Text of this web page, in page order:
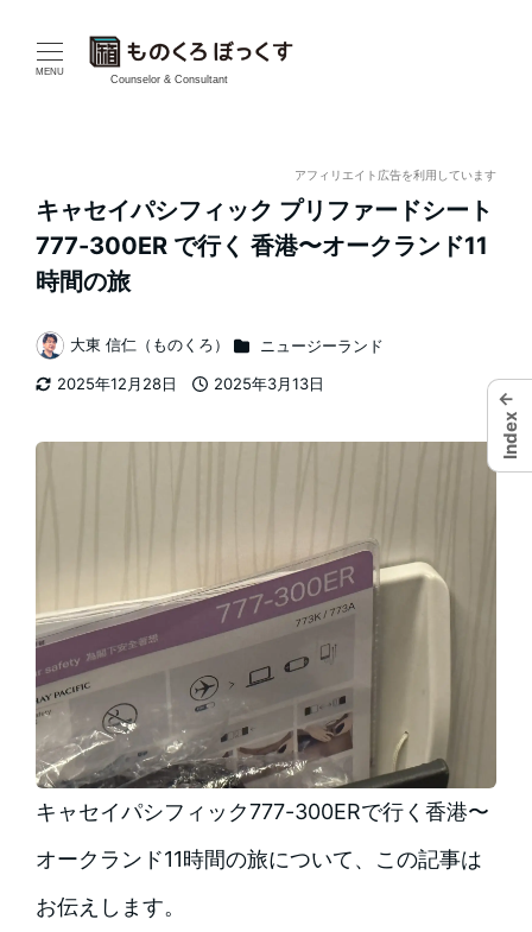
MENU
Counselor & Consultant
アフィリエイト広告を利用しています
キャセイパシフィック プリファードシート
777-300ER で行く 香港〜オークランド11
時間の旅
2025年12月28日
2025年3月13日
著
者
大東 信仁（ものくろ） カテゴリー
ニュージーランド
キャセイパシフィック777-300ERで行く香港〜
オークランド11時間の旅について、この記事は
お伝えします。
←
Index